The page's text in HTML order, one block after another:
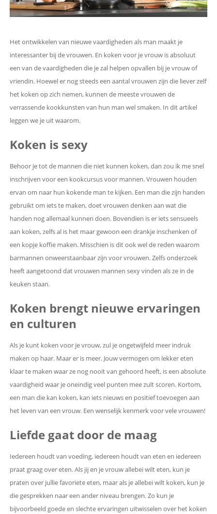
Het ontwikkelen van nieuwe vaardigheden als man maakt je
interessanter bij de vrouwen. En koken voor je vrouw is absoluut
een van de vaardigheden die je zal helpen opvallen bij je vrouw of
vriendin. Hoewel er nog steeds een aantal vrouwen zijn die liever zelf
het koken op zich nemen, kunnen de meeste vrouwen de
verrassende kookkunsten van hun man wel smaken. In dit artikel
leggen we je uit waarom.
Koken is sexy
Behoor je tot de mannen die niet kunnen koken, dan zou ik me snel
inschrijven voor een kookcursus voor mannen. Vrouwen houden
ervan om naar hun kokende man te kijken. Een man die zijn handen
gebruikt om iets te maken, doet vrouwen denken aan wat die
handen nog allemaal kunnen doen. Bovendien is er iets sensueels
aan koken, zelfs al is het maar gewoon een drankje inschenken of
een kopje koffie maken. Misschien is dit ook wel de reden waarom
barmannen onweerstaanbaar zijn voor vrouwen. Zelfs onderzoek
heeft aangetoond dat vrouwen mannen sexy vinden als ze in de
keuken staan.
Koken brengt nieuwe ervaringen
en culturen
Als je kunt koken voor je vrouw, zul je ongetwijfeld meer indruk
maken op haar. Maar er is meer. Jouw vermogen om lekker eten
klaar te maken waar ze nog nooit van gehoord heeft, is een absolute
vaardigheid waar je oneindig veel punten mee zult scoren. Kortom,
een man die kan koken, kan iets nieuws en positief toevoegen aan
het leven van een vrouw. Een wenselijk kenmerk voor vele vrouwen!
Liefde gaat door de maag
Iedereen houdt van voeding, iedereen houdt van eten en iedereen
praat graag over eten. Als jij en je vrouw allebei wilt eten, kun je
praten over jullie favoriete eten, maar als je allebei wilt koken, kun je
die gesprekken naar een ander niveau brengen. Zo kun je
bijvoorbeeld goede en slechte ervaringen uitwisselen over het koken